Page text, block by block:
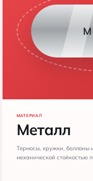
МАТЕРИАЛ
Металл
Термосы, кружки, баллоны
механической стойкостью